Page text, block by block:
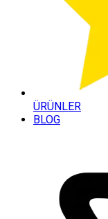
ÜRÜNLER
BLOG